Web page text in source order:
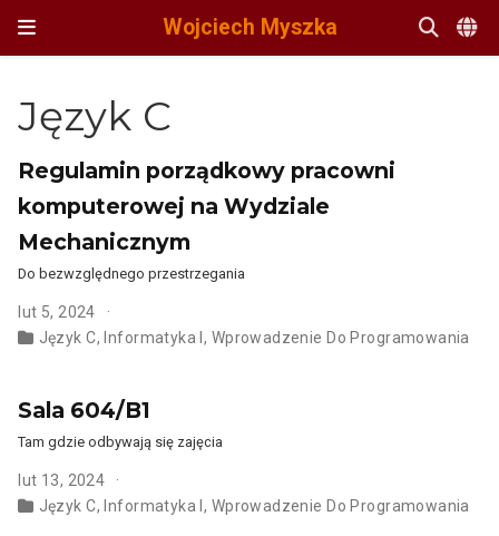
Wojciech Myszka
Język C
Regulamin porządkowy pracowni
komputerowej na Wydziale
Mechanicznym
Do bezwzględnego przestrzegania
lut 5, 2024
Język C, Informatyka I , Wprowadzenie Do Programowania
Sala 604/B1
Tam gdzie odbywają się zajęcia
lut 13, 2024
Język C, Informatyka I , Wprowadzenie Do Programowania